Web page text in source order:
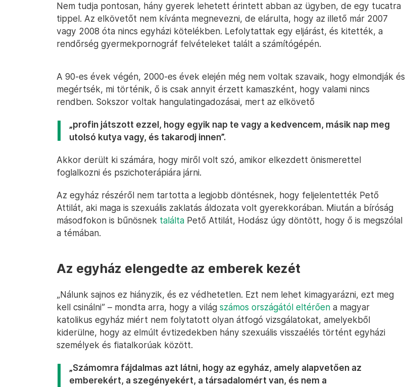
Nem tudja pontosan, hány gyerek lehetett érintett abban az ügyben, de egy tucatra
tippel. Az elkövetőt nem kívánta megnevezni, de elárulta, hogy az illető már 2007
vagy 2008 óta nincs egyházi kötelékben. Lefolytattak egy eljárást, és kitették, a
rendőrség gyermekpornográf felvételeket talált a számítógépén.
A 90-es évek végén, 2000-es évek elején még nem voltak szavaik, hogy elmondják és
megértsék, mi történik, ő is csak annyit érzett kamaszként, hogy valami nincs
rendben. Sokszor voltak hangulatingadozásai, mert az elkövető
„profin játszott ezzel, hogy egyik nap te vagy a kedvencem, másik nap meg
utolsó kutya vagy, és takarodj innen”.
Akkor derült ki számára, hogy miről volt szó, amikor elkezdett önismerettel
foglalkozni és pszichoterápiára járni.
Az egyház részéről nem tartotta a legjobb döntésnek, hogy feljelentették Pető
Attilát, aki maga is szexuális zaklatás áldozata volt gyerekkorában. Miután a bíróság
másodfokon is bűnösnek találta Pető Attilát, Hodász úgy döntött, hogy ő is megszólal
a témában.
Az egyház elengedte az emberek kezét
„Nálunk sajnos ez hiányzik, és ez védhetetlen. Ezt nem lehet kimagyarázni, ezt meg
kell csinálni” – mondta arra, hogy a világ számos országától eltérően a magyar
katolikus egyház miért nem folytatott olyan átfogó vizsgálatokat, amelyekből
kiderülne, hogy az elmúlt évtizedekben hány szexuális visszaélés történt egyházi
személyek és fiatalkorúak között.
„Számomra fájdalmas azt látni, hogy az egyház, amely alapvetően az
emberekért, a szegényekért, a társadalomért van, és nem a